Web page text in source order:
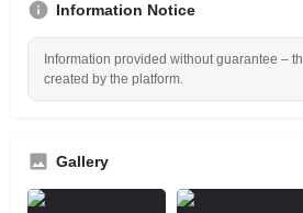
Information Notice
Information provided without guarantee –
created by the platform.
Gallery